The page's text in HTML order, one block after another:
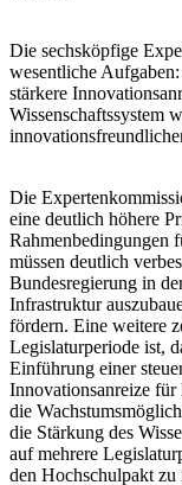
Die sechsköpfige
wesentliche
stärkere
Wissenschaftssystem
Die
eine deutlich höhere
Rahmenbedingungen
müssen deutlich
Bundesregierung in
Infrastruktur
fördern. Eine weitere
Legislaturperiode ist,
Einführung einer
Innovationsanreize
die
die Stärkung des
auf mehrere
den Hochschulpakt